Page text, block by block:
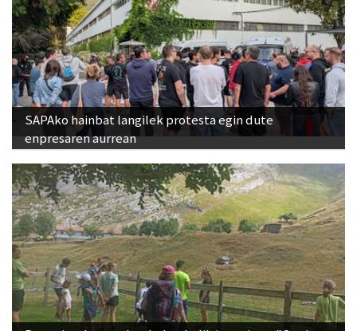
SAPAko hainbat langilek protesta egin dute
enpresaren aurrean
Baserrietako ateak zabal-zabalik izan ziren, "Ongi
etorri baserrira" ekimenari esker